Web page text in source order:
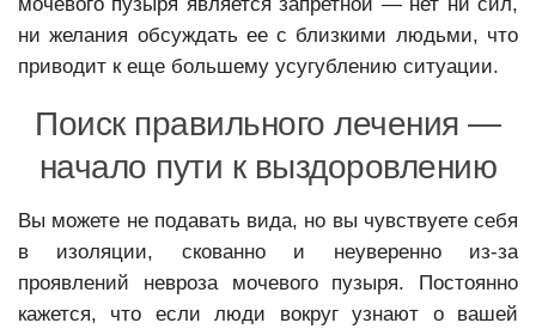
ни желания обсуждать ее с близкими людьми, что
приводит к еще большему усугублению ситуации.
Поиск правильного лечения —
начало пути к выздоровлению
Вы можете не подавать вида, но вы чувствуете себя
в изоляции, скованно и неуверенно из-за
проявлений невроза мочевого пузыря. Постоянно
кажется, что если люди вокруг узнают о вашей